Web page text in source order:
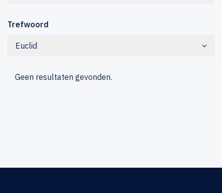
Trefwoord
Euclid
Geen resultaten gevonden.